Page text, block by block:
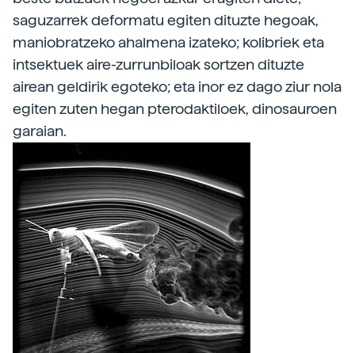
saguzarrek deformatu egiten dituzte hegoak,
maniobratzeko ahalmena izateko; kolibriek eta
intsektuek aire-zurrunbiloak sortzen dituzte
airean geldirik egoteko; eta inor ez dago ziur nola
egiten zuten hegan pterodaktiloek, dinosauroen
garaian.